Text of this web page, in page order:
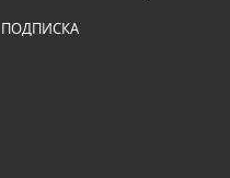
ПОДПИСКА